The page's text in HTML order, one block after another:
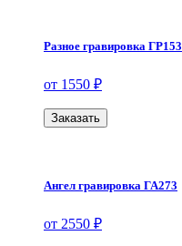
Разное гравировка ГР153
от 1550 ₽
Заказать
Ангел гравировка ГА273
от 2550 ₽